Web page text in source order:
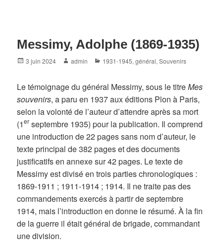
Messimy, Adolphe (1869-1935)
Posted
3 juin 2024 Author
admin Categories
1931-1945,général,Souvenirs
Le témoignage du général Messimy, sous le titreMes
souvenirs, a paru en 1937 aux éditions Plon à Paris,
selon la volonté de l’auteur d’attendre après sa mort
(1er septembre 1935) pour la publication. Il comprend
une introduction de 22 pages sans nom d’auteur, le
texte principal de 382 pages et des documents
justificatifs en annexe sur 42 pages. Le texte de
Messimy est divisé en trois parties chronologiques :
1869-1911 ; 1911-1914 ; 1914. Il ne traite pas des
commandements exercés à partir de septembre
1914, mais l’introduction en donne le résumé. À la fin
de la guerre il était général de brigade, commandant
une division.